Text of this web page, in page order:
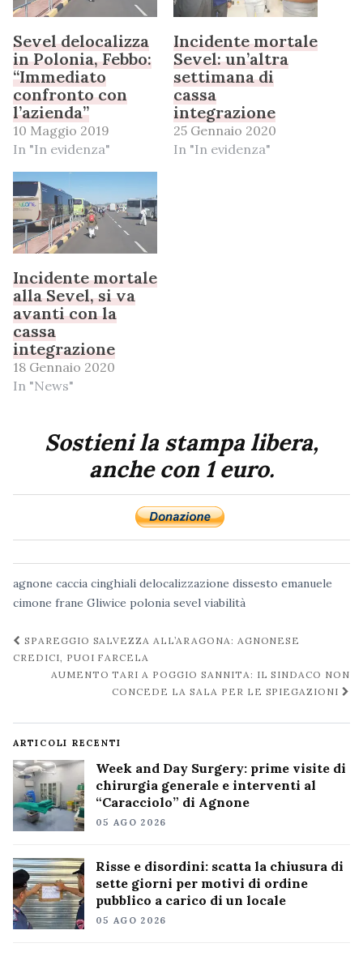
Sevel delocalizza
in Polonia, Febbo:
“Immediato
confronto con
l’azienda”
10 Maggio 2019
In "In evidenza"
Incidente mortale
Sevel: un’altra
settimana di
cassa
integrazione
25 Gennaio 2020
In "In evidenza"
Incidente mortale
alla Sevel, si va
avanti con la
cassa
integrazione
18 Gennaio 2020
In "News"
Sostieni la stampa libera,
anche con 1 euro.
agnone caccia cinghiali delocalizzazione dissesto emanuele
cimone frane Gliwice polonia sevel viabilità
Navigazione
post
SPAREGGIO SALVEZZA ALL’ARAGONA: AGNONESE
CREDICI, PUOI FARCELA
AUMENTO TARI A POGGIO SANNITA: IL SINDACO NON
CONCEDE LA SALA PER LE SPIEGAZIONI
ARTICOLI RECENTI
Week and Day Surgery: prime visite di
chirurgia generale e interventi al
“Caracciolo” di Agnone
05 AGO 2026
Risse e disordini: scatta la chiusura di
sette giorni per motivi di ordine
pubblico a carico di un locale
05 AGO 2026